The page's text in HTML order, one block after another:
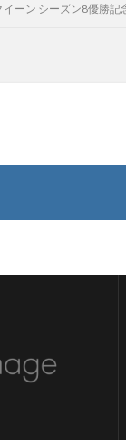
イーン シーズン8優勝